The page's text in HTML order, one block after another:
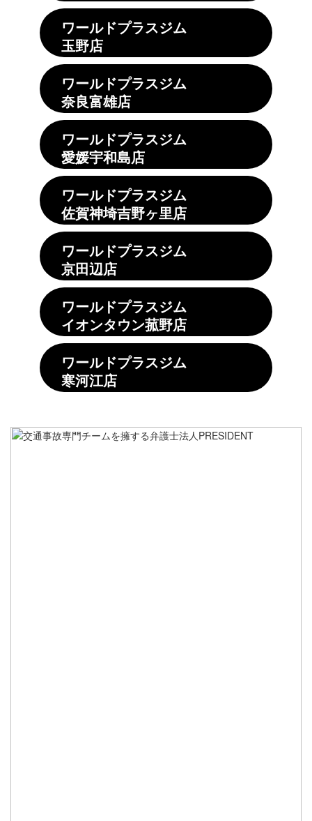
ワールドプラスジム
玉野店
ワールドプラスジム
奈良富雄店
ワールドプラスジム
愛媛宇和島店
ワールドプラスジム
佐賀神埼吉野ヶ里店
ワールドプラスジム
京田辺店
ワールドプラスジム
イオンタウン菰野店
ワールドプラスジム
寒河江店